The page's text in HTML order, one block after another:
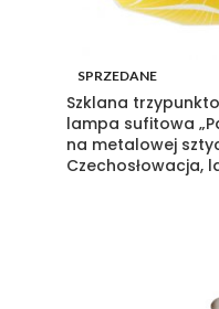
SPRZEDANE
Szklana
lampa sufitowa
na metalowej
Czechosłowacja,